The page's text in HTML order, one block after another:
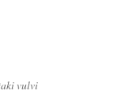
vulvi